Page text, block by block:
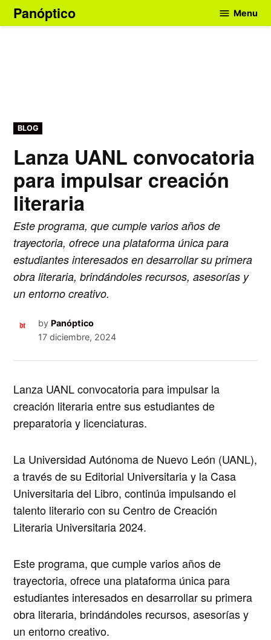
Skip
to
Panóptico Menu
POSTED
IN
BLOG
Lanza UANL convocatoria
para impulsar creación
literaria
Este programa, que cumple varios años de
trayectoria, ofrece una plataforma única para
estudiantes interesados en desarrollar su primera
obra literaria, brindándoles recursos, asesorías y
un entorno creativo.
by Panóptico
17 diciembre, 2024
Lanza UANL convocatoria para impulsar la
creación literaria entre sus estudiantes de
preparatoria y licenciaturas.
La Universidad Autónoma de Nuevo León (UANL),
a través de su Editorial Universitaria y la Casa
Universitaria del Libro, continúa impulsando el
talento literario con suCentro de Creación
Literaria Universitaria 2024.
Este programa, que cumple varios años de
trayectoria, ofrece una plataforma única para
estudiantes interesados en desarrollar su primera
obra literaria, brindándoles recursos, asesorías y
un entorno creativo.